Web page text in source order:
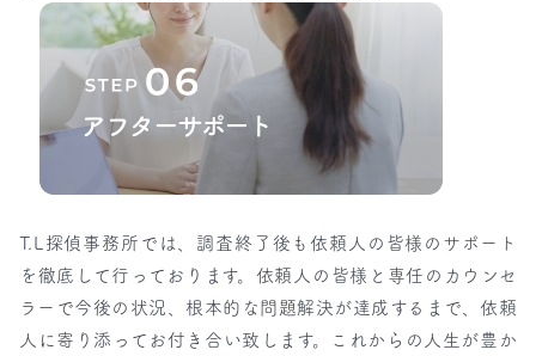
T.L探偵事務所では、調査終了後も依頼人の皆様のサポート
を徹底して行っております。依頼人の皆様と専任のカウンセ
ラーで今後の状況、根本的な問題解決が達成するまで、依頼
人に寄り添ってお付き合い致します。これからの人生が豊か